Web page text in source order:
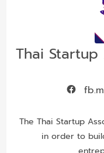
Thai Startup
The Thai Startup
in order to